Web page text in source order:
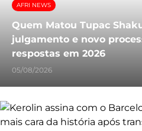
AFRI NEWS
Quem Matou Tupac
julgamento e novo
respostas em 2026
05/08/2026